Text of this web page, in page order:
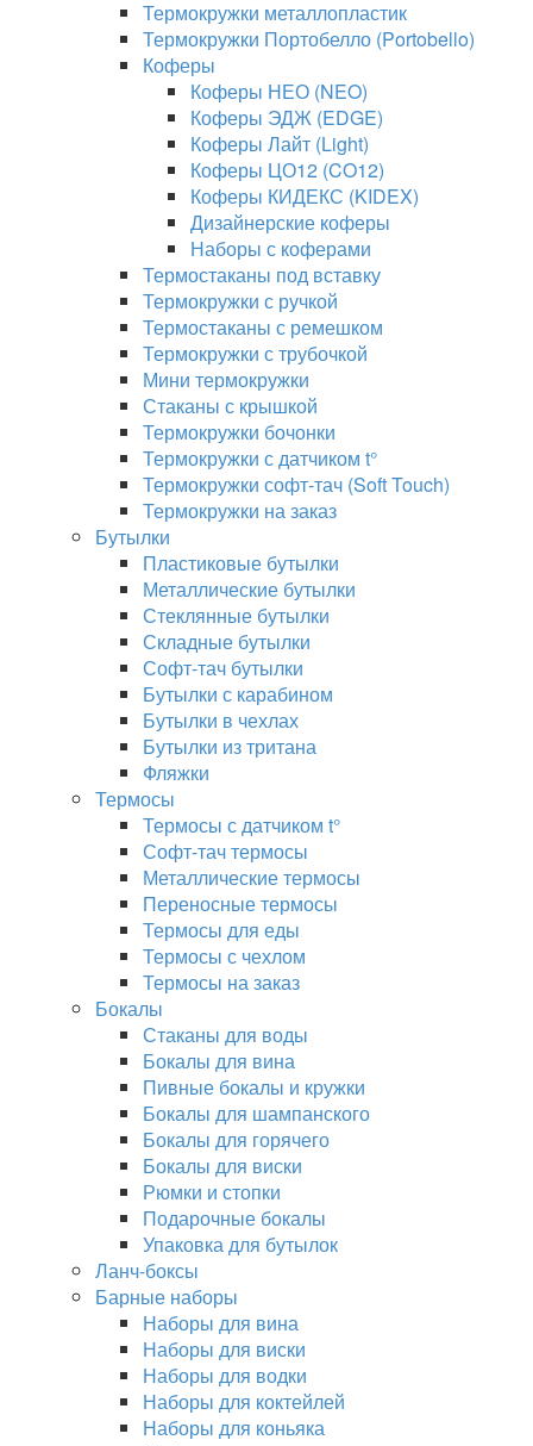
Термокружки металлопластик
Термокружки Портобелло (Portobello)
Коферы
Коферы НЕО (NEO)
Коферы ЭДЖ (EDGE)
Коферы Лайт (Light)
Коферы ЦО12 (CO12)
Коферы КИДЕКС (KIDEX)
Дизайнерские коферы
Наборы с коферами
Термостаканы под вставку
Термокружки с ручкой
Термостаканы с ремешком
Термокружки с трубочкой
Мини термокружки
Стаканы с крышкой
Термокружки бочонки
Термокружки с датчиком t°
Термокружки софт-тач (Soft Touch)
Термокружки на заказ
Бутылки
Пластиковые бутылки
Металлические бутылки
Стеклянные бутылки
Складные бутылки
Софт-тач бутылки
Бутылки с карабином
Бутылки в чехлах
Бутылки из тритана
Фляжки
Термосы
Термосы с датчиком t°
Софт-тач термосы
Металлические термосы
Переносные термосы
Термосы для еды
Термосы с чехлом
Термосы на заказ
Бокалы
Стаканы для воды
Бокалы для вина
Пивные бокалы и кружки
Бокалы для шампанского
Бокалы для горячего
Бокалы для виски
Рюмки и стопки
Подарочные бокалы
Упаковка для бутылок
Ланч-боксы
Барные наборы
Наборы для вина
Наборы для виски
Наборы для водки
Наборы для коктейлей
Наборы для коньяка